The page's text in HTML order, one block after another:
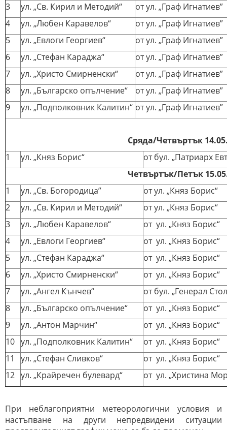
3
ул. „Св. Кирил и Методий“
от ул. „Граф Игнатиев”
4
ул. „Любен Каравелов“
от ул. „Граф Игнатиев”
5
ул. „Евлоги Георгиев“
от ул. „Граф Игнатиев”
6
ул. „Стефан Караджа“
от ул. „Граф Игнатиев”
7
ул. „Христо Смирненски“
от ул. „Граф Игнатиев”
8
ул. „Българско опълчение“
от ул. „Граф Игнатиев”
9
ул. „Подполковник Калитин“ от ул. „Граф Игнатиев”
Сряда/Четвъртък
1
ул. „Княз Борис“
от бул. „Патриарх
Четвъртък/Петък
1
ул. „Св. Богородица”
от ул. „Княз Борис“
2
ул. „Св. Кирил и Методий“
от ул. „Княз Борис“
3
ул. „Любен Каравелов“
от ул. „Княз Борис“
4
ул. „Евлоги Георгиев“
от ул. „Княз Борис“
5
ул. „Стефан Караджа“
от ул. „Княз Борис“
6
ул. „Христо Смирненски“
от ул. „Княз Борис“
7
ул. „Ангел Кънчев“
от бул. „Генерал
8
ул. „Българско опълчение“
от ул. „Княз Борис“
9
ул. „Антон Марчин“
от ул. „Княз Борис“
10 ул. „Подполковник Калитин“
от ул. „Княз Борис“
11
ул. „Стефан Сливков“
от ул. „Княз Борис“
12 ул. „Крайречен булевард“ от ул. „Христина
При неблагоприятни метеорологични условия и
настъпване на други непредвидени ситуации